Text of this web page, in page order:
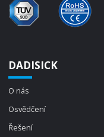
DADISICK
O nás
Osvědčení
Řešení